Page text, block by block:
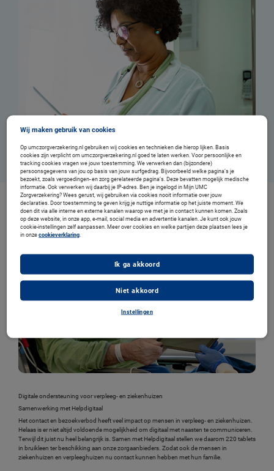
Digitale ondersteuning voor verpleeg- en ziekenhuizen
Samenwerking met Helpdigitaal
Het contact en bezoekverbod heeft veel impact op mensen in verpleeg- en ziekenhuizen.
Helaas is er niet altijd voldoende mogelijkheid om digitaal met naasten te communiceren.
Terwijl dit juist nu heel belangrijk is. Samen met Helpdigitaal stellen we daarom 220 tablets
in bruikleen ter beschikking aan onze zorgaanbieders. Zodat ook de mensen in
ziekenhuizen en verpleeghuizen nu contact kunnen hebben met hun familie.
Wij maken gebruik van cookies
Op umczorgverzekering.nl gebruiken wij cookies en technieken die hierop lijken. Basis
cookies zijn verplicht om umczorgverzekering.nl goed te laten werken. Voor persoonlijke en
tracking cookies vragen we jouw toestemming. We verwerken dan (bijzondere)
persoonsgegevens van jou op basis van jouw surfgedrag. Bijvoorbeeld welke pagina’s je
bezoekt, zoals vergoedingen- en zorg gerelateerde pagina’s. Deze bevatten mogelijk medische
informatie. Ook verwerken wij daarbij je IP-adres. Ben je ingelogd in Mijn UMC
Zorgverzekering? Wees gerust, wij gebruiken via cookies nooit informatie over jouw
declaraties. Door toestemming te geven krijg je nuttige informatie op het juiste moment. We
doen dit via alle interne en externe kanalen waarop we met je in contact kunnen komen. Zoals
op deze website, in onze app, e-mail, social media en advertentie kanalen. Je kunt ook jouw
cookie-instellingen zelf aanpassen. Meer over cookies en welke partijen deze plaatsen lees je
in onzecookieverklaring
Instellingen
Niet akkoord
Ik ga akkoord